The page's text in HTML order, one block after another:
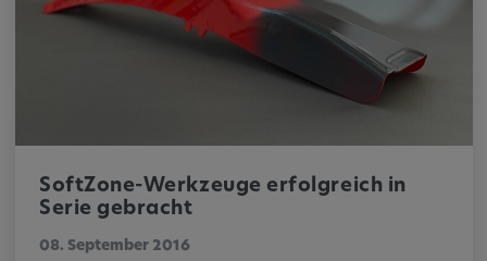
SoftZone-Werkzeuge erfolgreich in
Serie gebracht
08. September 2016
Google Maps
DV, SOCS, NID, AEC, CONSENT, OGPC
google.com
Zweck:
Mit diesen Cookie werden die Präferenzen